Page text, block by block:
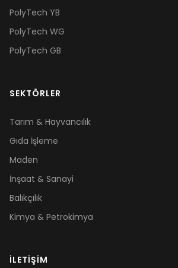
PolyTech YB
PolyTech WG
PolyTech GB
SEKTÖRLER
Tarım & Hayvancılık
Gıda İşleme
Maden
İnşaat & Sanayi
Balıkçılık
Kimya & Petrokimya
İLETIŞIM